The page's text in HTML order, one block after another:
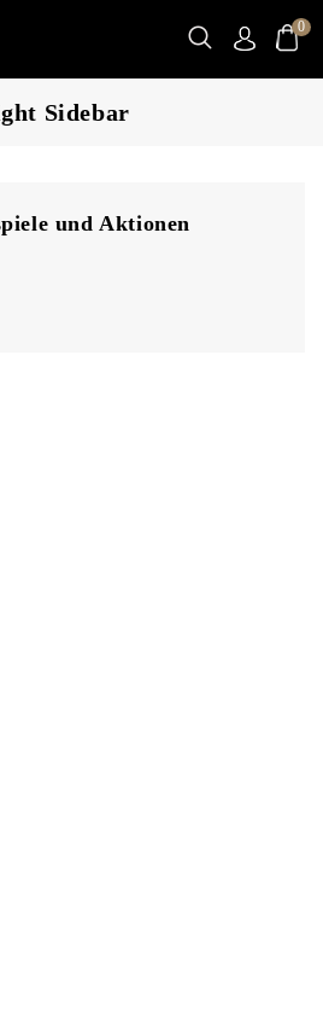
0
Sidebar
und Aktionen